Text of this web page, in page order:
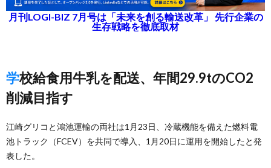
月刊LOGI-BIZ 7月号は「未来を創る輸送改革」 先行企業の
生存戦略を徹底取材
学校給食用牛乳を配送、年間29.9tのCO2
削減目指す
江崎グリコと鴻池運輸の両社は1月23日、冷蔵機能を備えた燃料電
池トラック（FCEV）を共同で導入、1月20日に運用を開始したと発
表した。